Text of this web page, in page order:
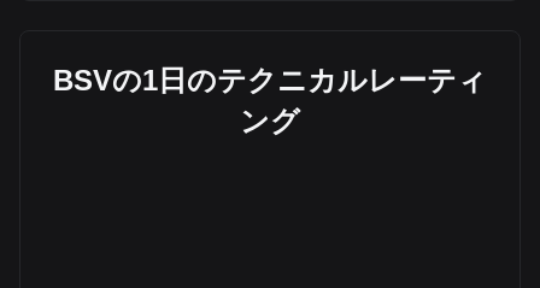
BSVの1日のテクニカルレーティ
ング